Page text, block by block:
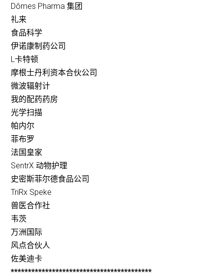
Dômes Pharma 集团
礼来
食品科学
伊诺康制药公司
L卡特顿
摩根士丹利资本合伙公司
微波辐射计
我的配药药房
光学扫描
帕内尔
菲布罗
法国皇家
SentrX 动物护理
史密斯菲尔德食品公司
TriRx Speke
兽医合作社
韦茨
万洲国际
风点合伙人
佐美迪卡
*****************************************